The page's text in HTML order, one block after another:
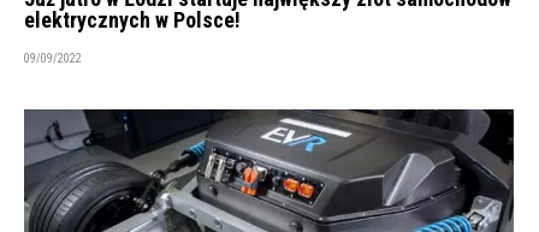
elektrycznych w Polsce!
09/09/2022